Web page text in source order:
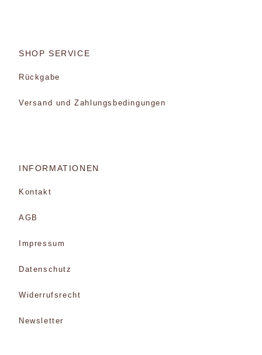
SHOP SERVICE
Rückgabe
Versand und Zahlungsbedingungen
INFORMATIONEN
Kontakt
AGB
Impressum
Datenschutz
Widerrufsrecht
Newsletter